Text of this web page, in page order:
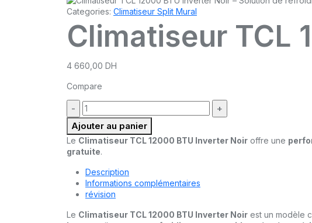
Categories: Climatiseur Split Mural
Climatiseur TCL
4 660,00 DH
Compare
quantité
:
Ajouter au panier
Le Climatiseur TCL 12000 BTU Inverter Noir offre une
gratuite.
Description
Informations complémentaires
révision
Le Climatiseur TCL 12000 BTU Inverter Noir est un modèle